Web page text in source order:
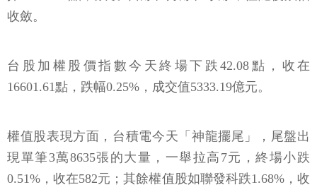
收斂。
台股加權股價指數今天終場下跌42.08點，收在
16601.61點，跌幅0.25%，成交值5333.19億元。
權值股表現方面，台積電今天「神龍擺尾」，尾盤出
現單筆3萬8635張的大量，一舉拉高7元，終場小跌
0.51%，收在582元；其餘權值股如聯發科跌1.68%，收